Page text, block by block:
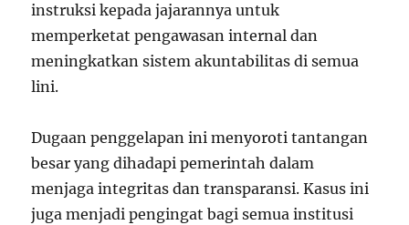
instruksi kepada jajarannya untuk
memperketat pengawasan internal dan
meningkatkan sistem akuntabilitas di semua
lini.
Dugaan penggelapan ini menyoroti tantangan
besar yang dihadapi pemerintah dalam
menjaga integritas dan transparansi. Kasus ini
juga menjadi pengingat bagi semua institusi